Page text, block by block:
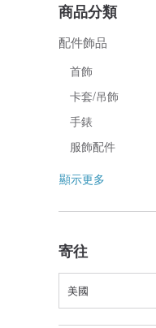
商品分類
配件飾品
首飾
卡套/吊飾
手錶
服飾配件
顯示更多
寄往
美國